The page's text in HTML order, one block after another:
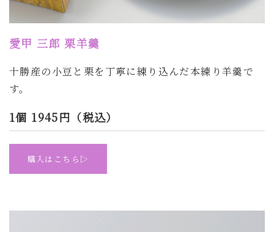
愛甲 三郎 栗羊羹
十勝産の小豆と栗を丁寧に練り込んだ本練り羊羹で
す。
1個 1945円（税込）
購入はこちら▷